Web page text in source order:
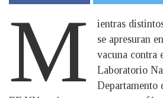
M
ientras
se apresuran
vacuna contra
Laboratorio
Departamento